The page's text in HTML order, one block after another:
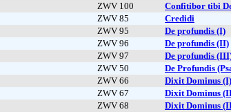
ZWV 100
Confitibor tibi
ZWV 85
Credidi
ZWV 95
De profundis (I)
ZWV 96
De profundis (II)
ZWV 97
De profundis
ZWV 50
De Profundis
ZWV 66
Dixit Dominus (I)
ZWV 67
Dixit Dominus
ZWV 68
Dixit Dominus